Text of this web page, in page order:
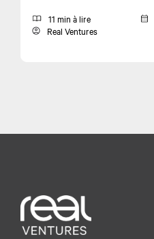
11 min à lire
Real Ventures